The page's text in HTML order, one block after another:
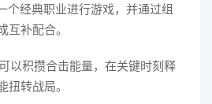
个经典职业进行游戏，并通过组
互补配合。
以积攒合击能量，在关键时刻释
扭转战局。